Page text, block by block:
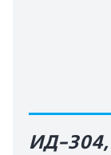
ИД-304,